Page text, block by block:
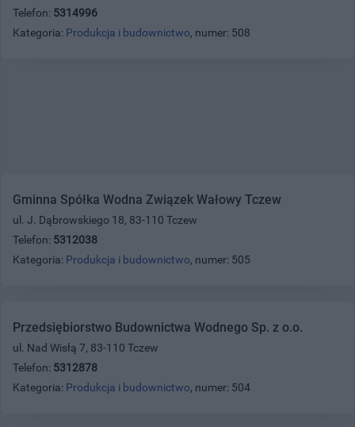
Telefon: 5314996
Kategoria: Produkcja i budownictwo, numer: 508
Gminna Spółka Wodna Związek Wałowy Tczew
ul. J. Dąbrowskiego 18, 83-110 Tczew
Telefon: 5312038
Kategoria: Produkcja i budownictwo, numer: 505
Przedsiębiorstwo Budownictwa Wodnego Sp. z o.o.
ul. Nad Wisłą 7, 83-110 Tczew
Telefon: 5312878
Kategoria: Produkcja i budownictwo, numer: 504